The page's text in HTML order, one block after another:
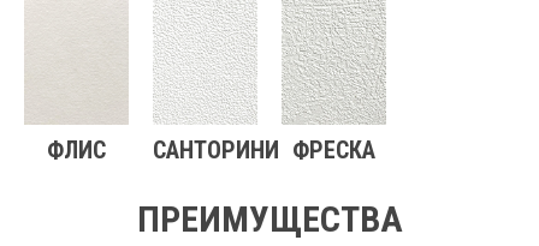
ФЛИС САНТОРИНИ ФРЕСКА
ПРЕИМУЩЕСТВА